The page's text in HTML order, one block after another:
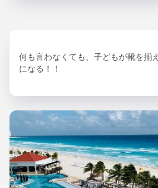
何も言わなくても、子どもが靴を揃
になる！！